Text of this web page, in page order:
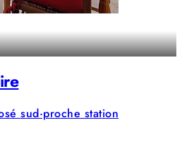
sud·proche station